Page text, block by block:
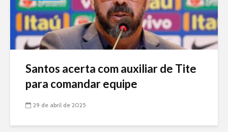
Santos acerta com auxiliar de Tite
para comandar equipe
29 de abril de 2025